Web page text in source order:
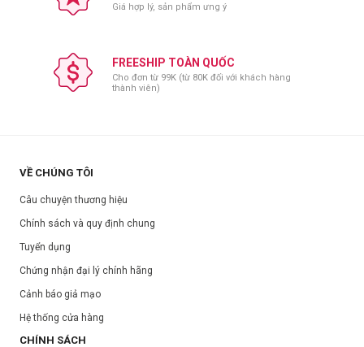
Giá hợp lý, sản phẩm ưng ý
FREESHIP TOÀN QUỐC
Cho đơn từ 99K (từ 80K đối với khách hàng
thành viên)
VỀ CHÚNG TÔI
Câu chuyện thương hiệu
Chính sách và quy định chung
Tuyển dụng
Chứng nhận đại lý chính hãng
Cảnh báo giả mạo
Hệ thống cửa hàng
CHÍNH SÁCH